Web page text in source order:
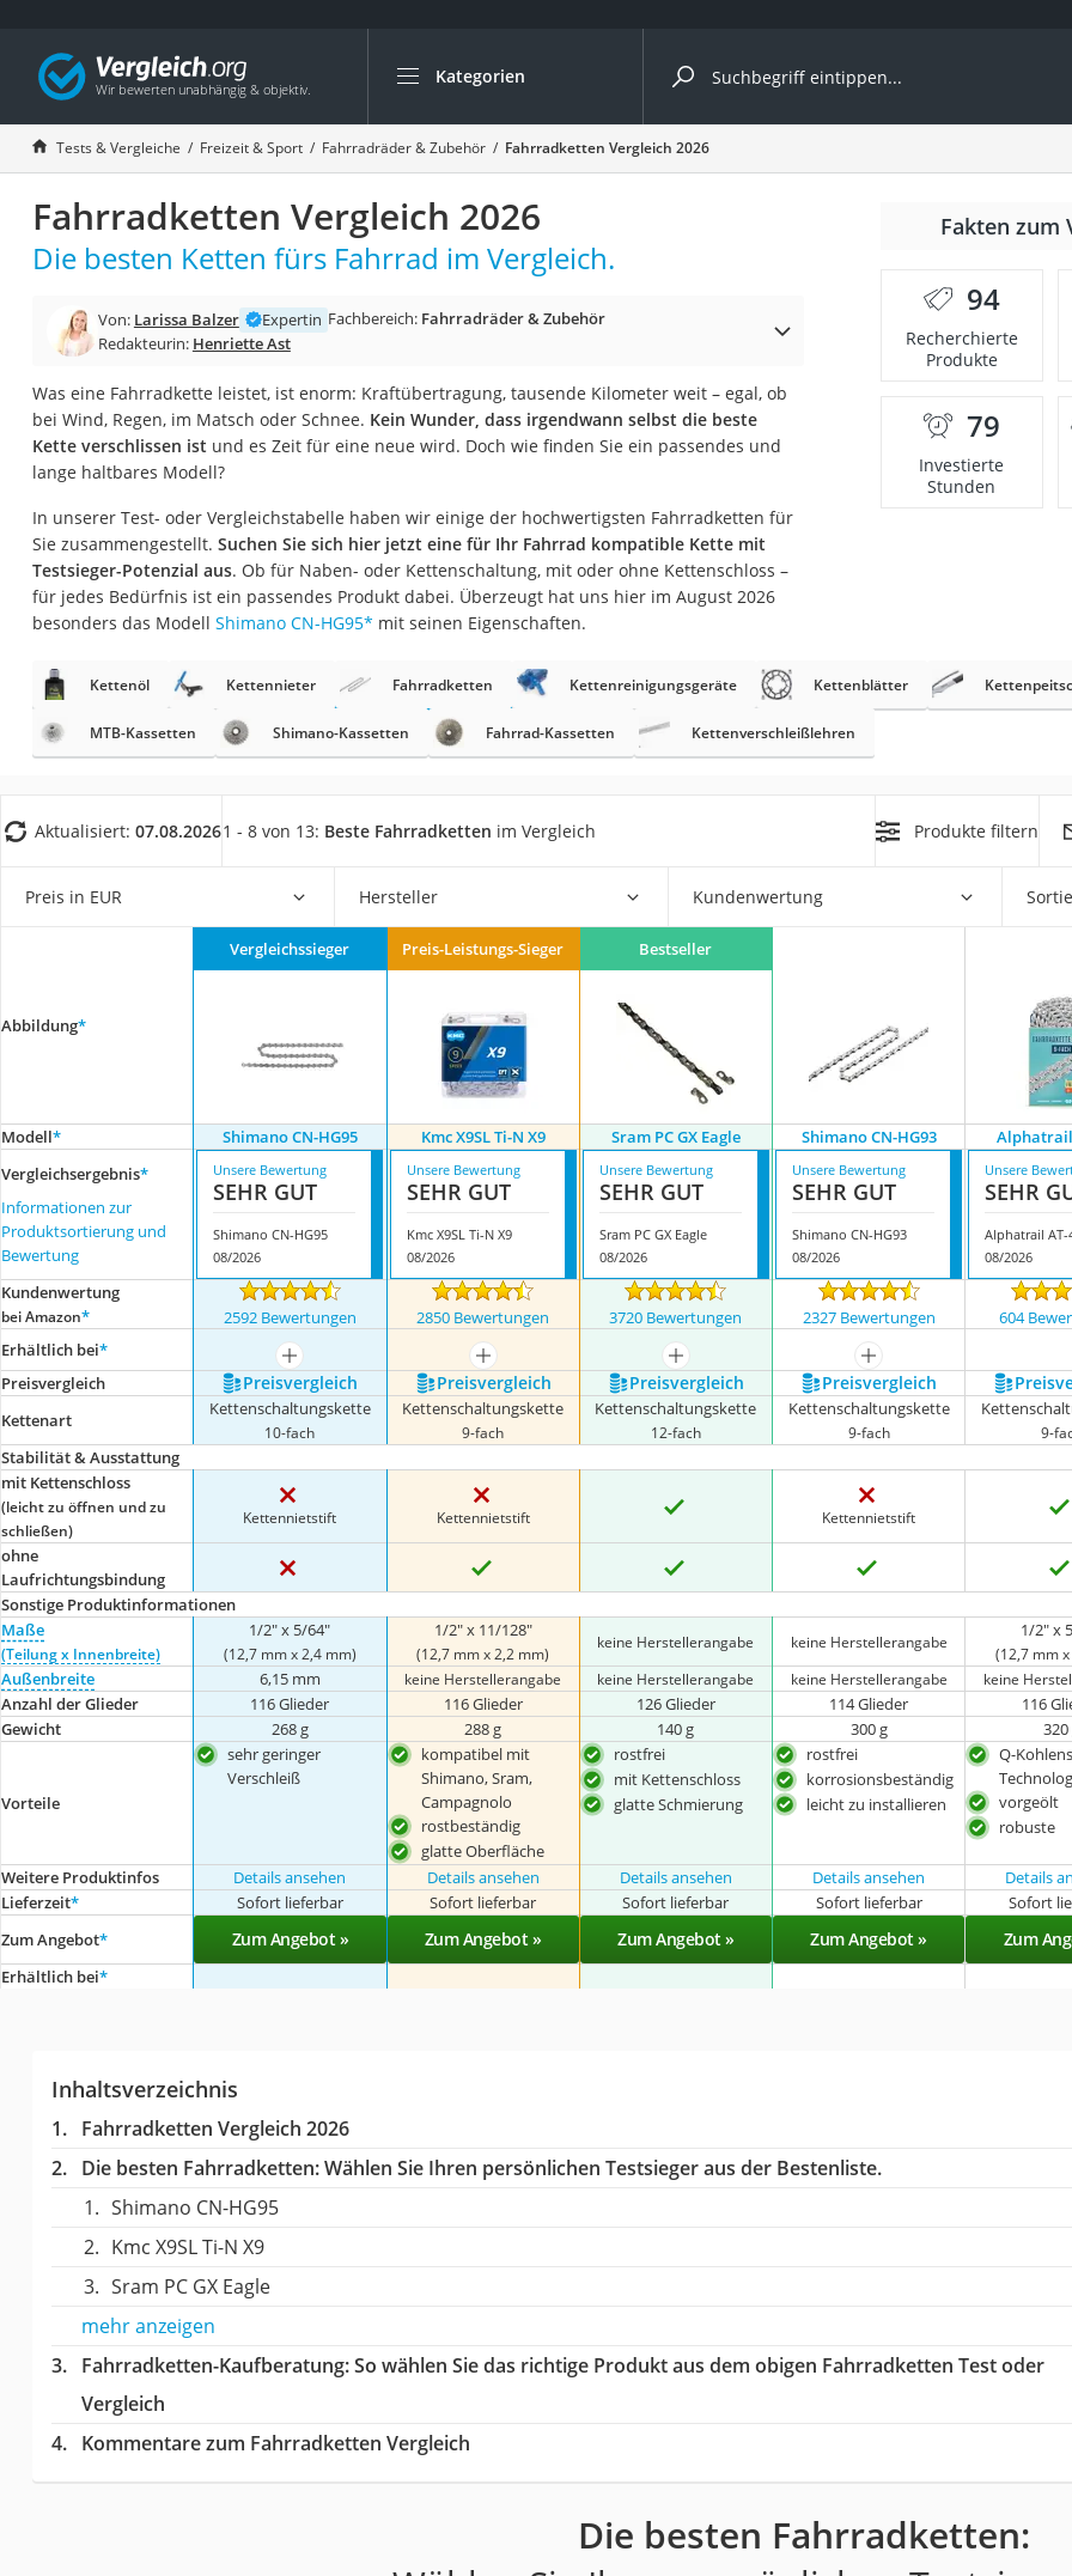
Kategorien
Die beliebtesten Vergleiche nach Kategorie
Freizeit & Sport
Gartentrampolin
Trampolin
Metalldetektor
Eufab-Fahrradträger
Trampolin 366 cm
Aluminium-Koffer
Futterboot
E-Bike-Dreirad
Trekkingschuhe Herren
Reisetasche mit Rollen
Klimmzugstation
Nachtsichtgerät
Faltschloss
Vibrationsplatte
Sicherheitsweste Reiten
Service
Tests & Vergleiche Freizeit & Sport Fahrradräder & Zubehör Fahrradketten Vergleich 2026
Fahrradketten Vergleich 2026
Die besten Ketten fürs Fahrrad im Vergleich.
Von: Larissa Balzer Expertin Fachbereich: Fahrradräder & Zubehör
Redakteurin: Henriette Ast
Was eine Fahrradkette leistet, ist enorm: Kraftübertragung, tausende Kilometer weit – egal, ob
bei Wind, Regen, im Matsch oder Schnee. Kein Wunder, dass irgendwann selbst die beste
Kette verschlissen ist und es Zeit für eine neue wird. Doch wie finden Sie ein passendes und
lange haltbares Modell?
In unserer Test- oder Vergleichstabelle haben wir einige der hochwertigsten Fahrradketten für
Sie zusammengestellt. Suchen Sie sich hier jetzt eine für Ihr Fahrrad kompatible Kette mit
Testsieger-Potenzial aus. Ob für Naben- oder Kettenschaltung, mit oder ohne Kettenschloss –
für jedes Bedürfnis ist ein passendes Produkt dabei. Überzeugt hat uns hier im August 2026
besonders das Modell Shimano CN-HG95* mit seinen Eigenschaften.
Fakten zum
94
Recherchierte
Produkte
79
Investierte
Stunden
Kettenöl Kettennieter Fahrradketten Kettenreinigungsgeräte Kettenblätter
MTB-Kassetten Shimano-Kassetten Fahrrad-Kassetten Kettenverschleißlehren
Aktualisiert: 07.08.20261 - 8 von 13: Beste Fahrradketten im Vergleich Produkte filtern
Preis in EUR Hersteller Kundenwertung
Abbildung*
Vergleichssieger Preis-Leistungs-Sieger Bestseller
Modell* Shimano CN-HG95 Kmc X9SL Ti-N X9 Sram PC GX Eagle Shimano CN-HG93 Alphatrail
Vergleichsergebnis*
Informationen zur
Produktsortierung und
Bewertung
Unsere Bewertung
SEHR GUT
Shimano CN-HG95
08/2026
Unsere Bewertung
SEHR GUT
Kmc X9SL Ti-N X9
08/2026
Unsere Bewertung
SEHR GUT
Sram PC GX Eagle
08/2026
Unsere Bewertung
SEHR GUT
Shimano CN-HG93
08/2026
Unsere
SEHR
Alphatrail AT-
08/2026
Kundenwertung
bei Amazon* 2592 Bewertungen 2850 Bewertungen 3720 Bewertungen 2327 Bewertungen 604
Erhältlich bei*
mehr anzeigen mehr anzeigen mehr anzeigen mehr anzeigen
Preis­vergleich
Preis­vergleich Preis­vergleich Preis­vergleich Preis­vergleich
Kettenart
Kettenschaltungskette
10-fach
Kettenschaltungskette
9-fach
Kettenschaltungskette
12-fach
Kettenschaltungskette
9-fach 9-
Stabilität & Ausstattung
mit Kettenschloss
(leicht zu öffnen und zu
schließen)
Kettennietstift Kettennietstift Kettennietstift
ohne
Laufrichtungsbindung
Sonstige Produktinformationen
Maße
(Teilung x Innenbreite)
1/2" x 5/64"
(12,7 mm x 2,4 mm)
1/2" x 11/128"
(12,7 mm x 2,2 mm)
keine Herstellerangabe keine Herstellerangabe
1/2" x
(12,7 mm
Außenbreite 6,15 mm keine Herstellerangabe keine Herstellerangabe keine Herstellerangabe keine
Anzahl der Glieder 116 Glieder 116 Glieder 126 Glieder 114 Glieder 116
Gewicht
268 g 288 g 140 g 300 g 320
Vorteile
sehr geringer
Verschleiß
kompatibel mit
Shimano, Sram,
Campagnolo
rostbeständig
glatte Oberfläche
rostfrei
mit Kettenschloss
glatte Schmierung
rostfrei
korrosionsbeständig
leicht zu installieren
Q-
vorgeölt
robuste
Weitere Produktinfos Details ansehen Details ansehen Details ansehen Details ansehen Details
Lieferzeit* Sofort lieferbar Sofort lieferbar Sofort lieferbar Sofort lieferbar Sofort
Zum Angebot* Zum Angebot » Zum Angebot » Zum Angebot » Zum Angebot » Zum
Erhältlich bei*
Inhaltsverzeichnis
Fahrradketten Vergleich 2026
Die besten Fahrradketten:Wählen Sie Ihren persönlichen Testsieger aus der Bestenliste.
Shimano CN-HG95
Kmc X9SL Ti-N X9
Sram PC GX Eagle
mehr anzeigen
Fahrradketten-Kaufberatung: So wählen Sie das richtige Produkt aus dem obigen Fahrradketten Test oder
Vergleich
Kommentare zum Fahrradketten Vergleich
Die besten Fahrradketten: